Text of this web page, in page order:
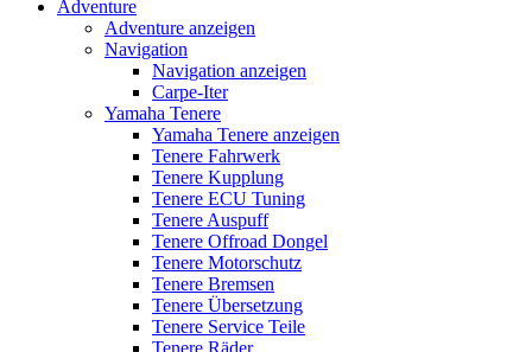
Adventure
Adventure anzeigen
Navigation
Navigation anzeigen
Carpe-Iter
Yamaha Tenere
Yamaha Tenere anzeigen
Tenere Fahrwerk
Tenere Kupplung
Tenere ECU Tuning
Tenere Auspuff
Tenere Offroad Dongel
Tenere Motorschutz
Tenere Bremsen
Tenere Übersetzung
Tenere Service Teile
Tenere Räder